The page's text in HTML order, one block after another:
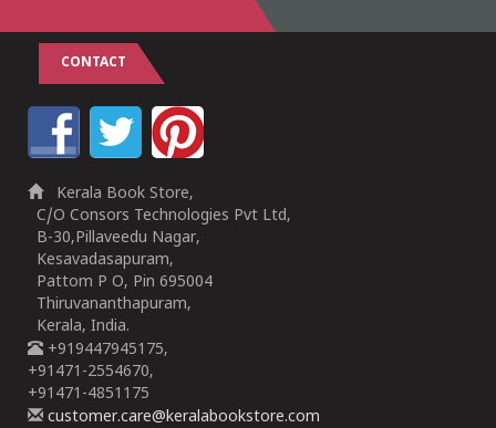
CONTACT
Kerala Book Store,
C/O Consors Technologies Pvt Ltd,
B-30,Pillaveedu Nagar,
Kesavadasapuram,
Pattom P O, Pin 695004
Thiruvananthapuram,
Kerala, India.
+919447945175,
+91471-2554670,
+91471-4851175
customer.care@keralabookstore.com